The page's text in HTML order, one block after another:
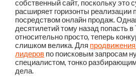
собственный сайт, поскольку это
расширяет горизонты реализации
посредством онлайн продаж.
десятилетий тому назад попасть
относительно просто, теперь
слишком велика. Для
лидеров по поисковым запросам
специалистом, тонко
дела.